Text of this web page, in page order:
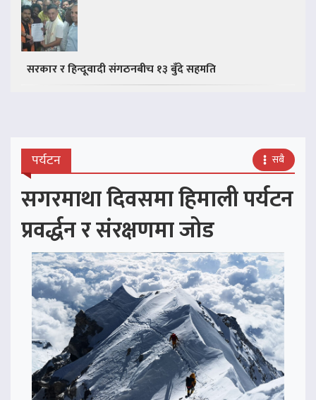
सरकार र हिन्दूवादी संगठनबीच १३ बुँदे सहमति
पर्यटन सबै
सगरमाथा दिवसमा हिमाली पर्यटन
प्रवर्द्धन र संरक्षणमा जोड